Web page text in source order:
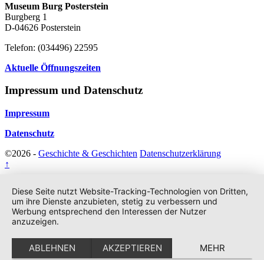
Museum Burg Posterstein
Burgberg 1
D-04626 Posterstein
Telefon: (034496) 22595
Aktuelle Öffnungszeiten
Impressum und Datenschutz
Impressum
Datenschutz
©2026 - Geschichte & Geschichten Datenschutzerklärung
↑
Diese Seite nutzt Website-Tracking-Technologien von Dritten,
um ihre Dienste anzubieten, stetig zu verbessern und
Werbung entsprechend den Interessen der Nutzer
anzuzeigen.
ABLEHNEN AKZEPTIEREN MEHR